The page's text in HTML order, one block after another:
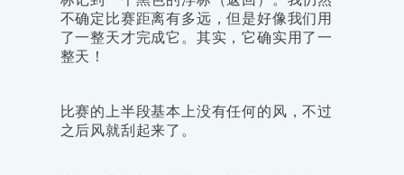
不确定比赛距离有多远，但是好像我们用
了一整天才完成它。其实，它确实用了一
整天！
比赛的上半段基本上没有任何的风，不过
之后风就刮起来了。